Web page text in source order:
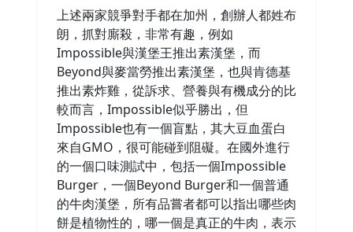
上述兩家競爭對手都在加州，創辦人都姓布
朗，抓對廝殺，非常有趣，例如
Impossible與漢堡王推出素漢堡，而
Beyond與麥當勞推出素漢堡，也與肯德基
推出素炸雞，從訴求、營養與有機成分的比
較而言，Impossible似乎勝出，但
Impossible也有一個盲點，其大豆血蛋白
來自GMO，很可能碰到阻礙。在國外進行
的一個口味測試中，包括一個Impossible
Burger，一個Beyond Burger和一個普通
的牛肉漢堡，所有品嘗者都可以指出哪些肉
餅是植物性的，哪一個是真正的牛肉，表示